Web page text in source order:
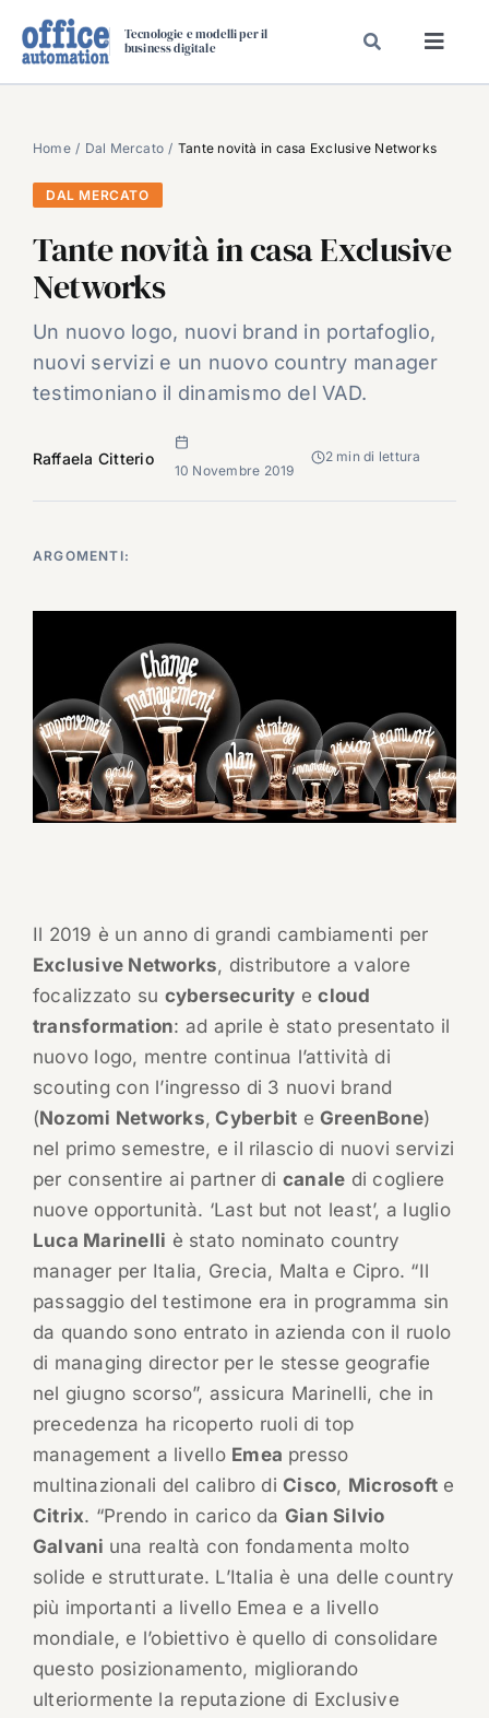
Tecnologie e modelli per il
business digitale
SPECIAL PAPER
TAVOLE ROTONDE DI REDAZIONE
CARRIERE
VIDEO
EVENTI
CHI SIAMO
Home Dal Mercato Tante novità in casa Exclusive Networks
DAL MERCATO
Tante novità in casa Exclusive
Networks
Un nuovo logo, nuovi brand in portafoglio,
nuovi servizi e un nuovo country manager
testimoniano il dinamismo del VAD.
Raffaela Citterio
10 Novembre 2019
2 min di lettura
ARGOMENTI:
Il 2019 è un anno di grandi cambiamenti per
Exclusive Networks, distributore a valore
focalizzato su cybersecurity ecloud
transformation: ad aprile è stato presentato il
nuovo logo, mentre continua l’attività di
scouting con l’ingresso di 3 nuovi brand
(Nozomi Networks, Cyberbit e GreenBone)
nel primo semestre, e il rilascio di nuovi servizi
per consentire ai partner di canale di cogliere
nuove opportunità. ‘Last but not least’, a luglio
Luca Marinelli è stato nominato country
manager per Italia, Grecia, Malta e Cipro. “Il
passaggio del testimone era in programma sin
da quando sono entrato in azienda con il ruolo
di managing director per le stesse geografie
nel giugno scorso”, assicura Marinelli, che in
precedenza ha ricoperto ruoli di top
management a livello Emea presso
multinazionali del calibro diCisco, Microsoft e
Citrix. “Prendo in carico da Gian Silvio
Galvani una realtà con fondamenta molto
solide e strutturate. L’Italia è una delle country
più importanti a livello Emea e a livello
mondiale, e l’obiettivo è quello di consolidare
questo posizionamento, migliorando
ulteriormente la reputazione di Exclusive